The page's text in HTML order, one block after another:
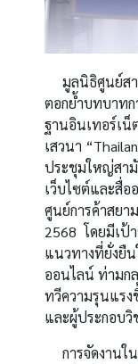
มูลนิธิศูนย์สา
ตอกย้ำบทบาทก
ฐานอินเทอร์เน็
เสวนา
ประชุมใหญ่สา
เว็บไซต์และสื่อ
ศูนย์การค้าสย
2568 โดยมีเป้
แนวทางที่ยั่งยืน
ออนไลน์ ท่ามก
ทวีความรุนแรง
และผู้ประกอบ
การจัดงานใ